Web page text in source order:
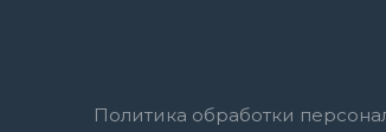
Политика обработки